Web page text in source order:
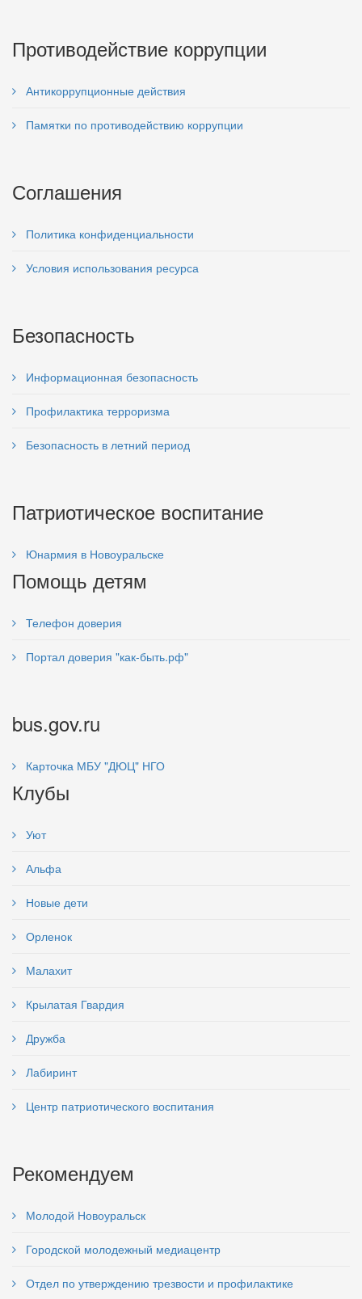
Противодействие коррупции
Антикоррупционные действия
Памятки по противодействию коррупции
Соглашения
Политика конфиденциальности
Условия использования ресурса
Безопасность
Информационная безопасность
Профилактика терроризма
Безопасность в летний период
Патриотическое воспитание
Юнармия в Новоуральске
Помощь детям
Телефон доверия
Портал доверия "как-быть.рф"
bus.gov.ru
Карточка МБУ "ДЮЦ" НГО
Клубы
Уют
Альфа
Новые дети
Орленок
Малахит
Крылатая Гвардия
Дружба
Лабиринт
Центр патриотического воспитания
Рекомендуем
Молодой Новоуральск
Городской молодежный медиацентр
Отдел по утверждению трезвости и профилактике